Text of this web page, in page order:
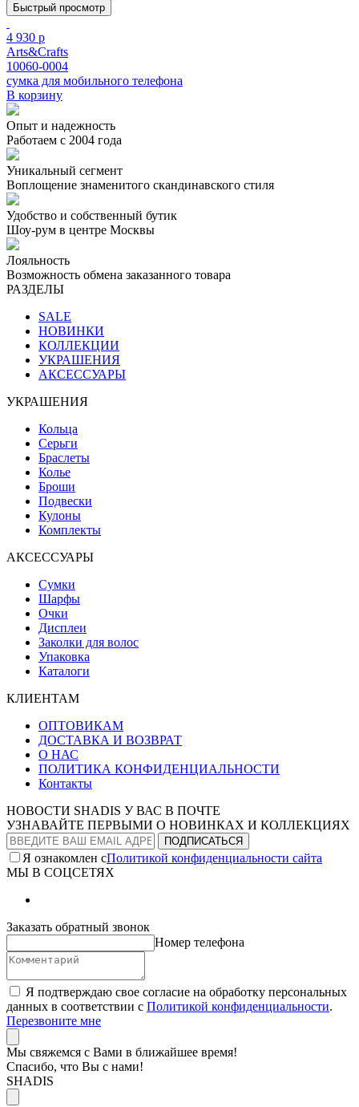
Быстрый просмотр
4 930 р
Arts&Crafts
10060-0004
сумка для мобильного телефона
В корзину
Опыт и надежность
Работаем с 2004 года
Уникальный сегмент
Воплощение знаменитого скандинавского стиля
Удобство и собственный бутик
Шоу-рум в центре Москвы
Лояльность
Возможность обмена заказанного товара
РАЗДЕЛЫ
SALE
НОВИНКИ
КОЛЛЕКЦИИ
УКРАШЕНИЯ
АКСЕССУАРЫ
УКРАШЕНИЯ
Кольца
Серьги
Браслеты
Колье
Броши
Подвески
Кулоны
Комплекты
АКСЕССУАРЫ
Сумки
Шарфы
Очки
Дисплеи
Заколки для волос
Упаковка
Каталоги
КЛИЕНТАМ
ОПТОВИКАМ
ДОСТАВКА И ВОЗВРАТ
О НАС
ПОЛИТИКА КОНФИДЕНЦИАЛЬНОСТИ
Контакты
НОВОСТИ SHADIS У ВАС В ПОЧТЕ
УЗНАВАЙТЕ ПЕРВЫМИ О НОВИНКАХ И КОЛЛЕКЦИЯХ
Я ознакомлен сПолитикой конфиденциальности сайта
МЫ В СОЦСЕТЯХ
Заказать обратный звонок
Номер телефона
Я подтверждаю свое согласие на обработку персональных
данных в соответствии с Политикой конфиденциальности.
Перезвоните мне
Мы свяжемся с Вами в ближайшее время!
Спасибо, что Вы с нами!
SHADIS